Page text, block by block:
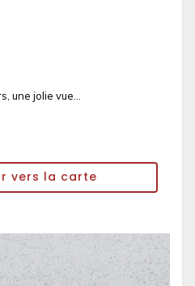
une jolie vue...
vers la carte